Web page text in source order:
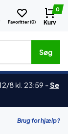
Favoritter (0)
0
Kurv
Søg
8 kl. 23:59 -Se
Brug for hjælp?